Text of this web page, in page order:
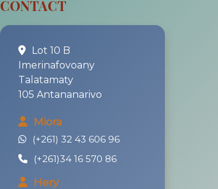
CONTACT
Lot 10 B
Imerinafovoany
Talatamaty
105 Antananarivo
Miora
(+261) 32 43 606 96
(+261)34 16 570 86
Hery